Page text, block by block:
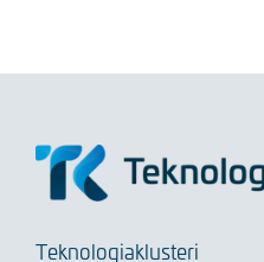
Teknologiaklusteri